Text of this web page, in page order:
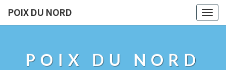
POIX DU NORD
POIX DU NORD